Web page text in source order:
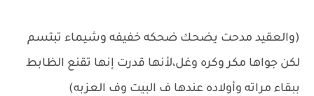
(والعقيد مدحت يضحك ضحكه خفيفه وشيماء تبتسم
لكن جواها مكر وكره وغل،لأنها قدرت إنها تقنع الظابط
ببقاء مراته وأولاده عندها ف البيت وف العزبه)